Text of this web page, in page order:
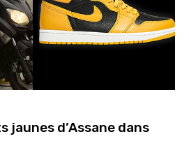
jaunes d’Assane dans